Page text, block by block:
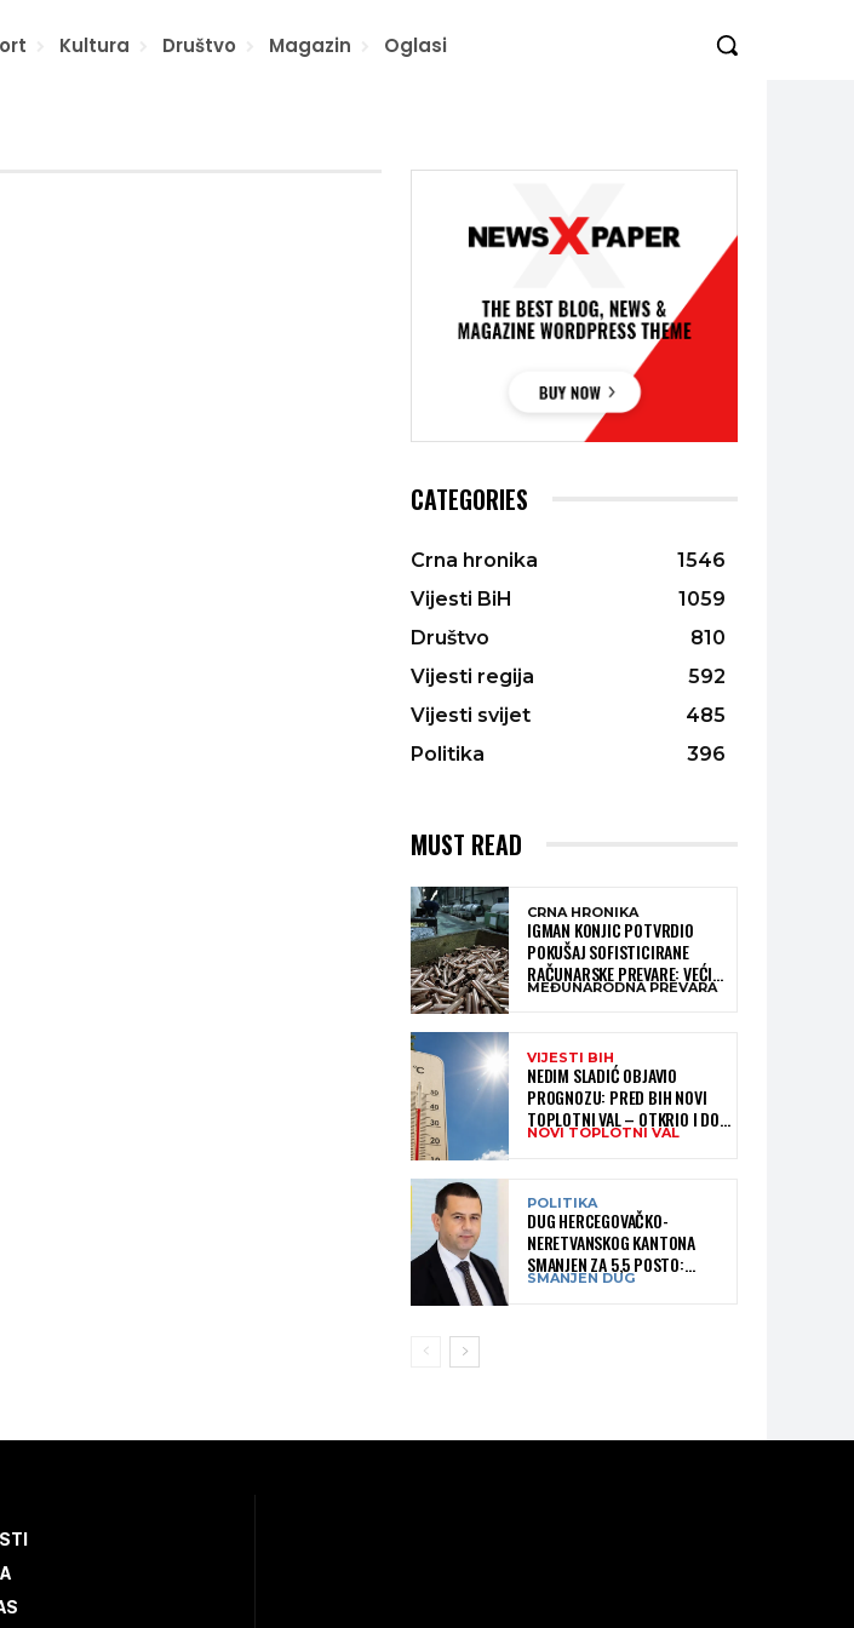
Kultura Društvo Magazin Oglasi
CATEGORIES
Crna hronika
1546
Vijesti BiH
1059
Društvo
810
Vijesti regija
592
Vijesti svijet
485
Politika
396
MUST READ
CRNA HRONIKA
IGMAN KONJIC POTVRDIO
POKUŠAJ SOFISTICIRANE
RAČUNARSKE PREVARE: VEĆI
DIO NOVCA BLOKIRAN,
MEĐUNARODNA PREVARA
VIJESTI BIH
NEDIM SLADIĆ OBJAVIO
PROGNOZU: PRED BIH NOVI
TOPLOTNI VAL – OTKRIO I DO
KADA BI MOGAO TRAJATI
NOVI TOPLOTNI VAL
POLITIKA
DUG HERCEGOVAČKO-
NERETVANSKOG KANTONA
SMANJEN ZA 5,5 POSTO:
OBJAVLJENI NAJNOVIJI PODACI
SMANJEN DUG